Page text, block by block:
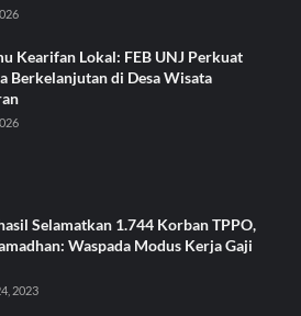
Kearifan Lokal: FEB UNJ Perkuat
Berkelanjutan di Desa Wisata
Selamatkan 1.744 Korban TPPO,
Waspada Modus Kerja Gaji
2023